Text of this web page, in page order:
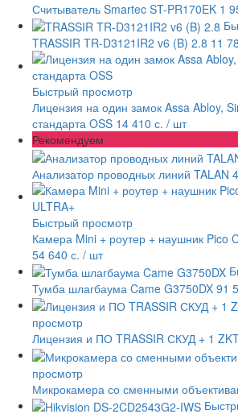
Считыватель Smartec ST-PR170EK 1
TRASSIR TR-D3121IR2 v6 (B) 2.8 11
Быстрый просмотр
Лицензия на один замок Assa Abloy,
стандарта OSS 14 410 с. / шт
Рекомендуем
Анализатор проводных линий TALAN
Быстрый просмотр
Камера Mini + роутер + наушник Pico
54 640 с. / шт
Тумба шлагбаума Came G3750DX 91
просмотр
Лицензия и ПО TRASSIR СКУД + 1
просмотр
Микрокамера со сменными